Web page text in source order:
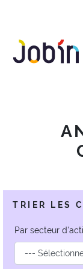
TRIER LES
Par secteur